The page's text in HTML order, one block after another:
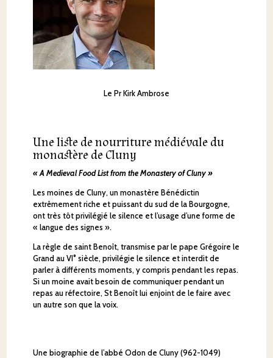
Le Pr Kirk Ambrose
Une liste de nourriture médiévale du
monastère de Cluny
« A Medieval Food List from the Monastery of Cluny »
Les moines de Cluny, un monastère Bénédictin
extrêmement riche et puissant du sud de la Bourgogne,
ont très tôt privilégié le silence et l’usage d’une forme de
« langue des signes ».
La règle de saint Benoît, transmise par le pape Grégoire le
Grand au VI° siècle, privilégie le silence et interdit de
parler à différents moments, y compris pendant les repas.
Si un moine avait besoin de communiquer pendant un
repas au réfectoire, St Benoît lui enjoint de le faire avec
un autre son que la voix.
Une biographie de l’abbé Odon de Cluny (962-1049)